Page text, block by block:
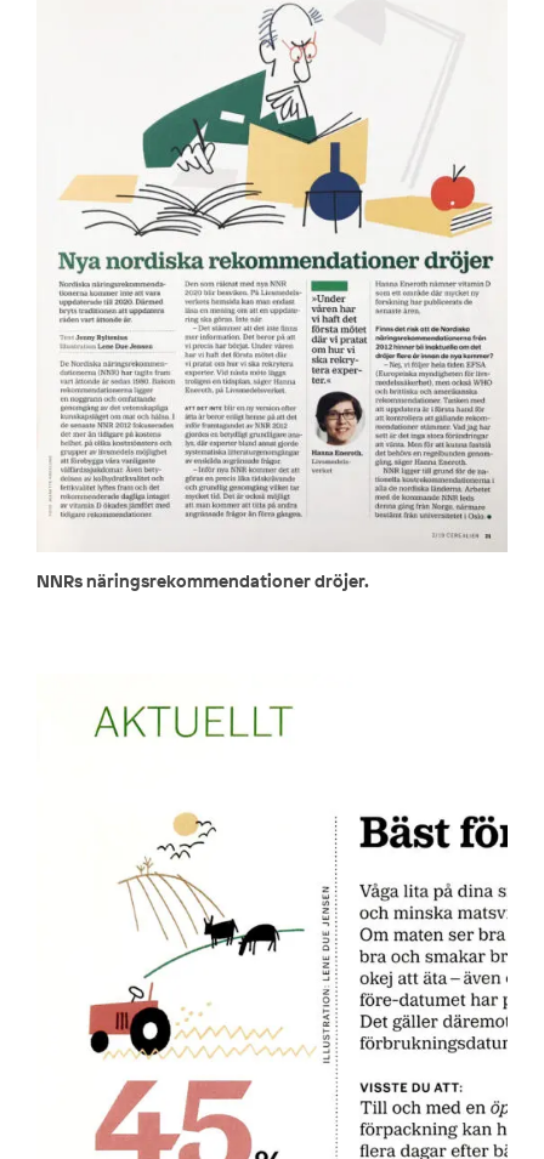
NNRs näringsrekommendationer dröjer.